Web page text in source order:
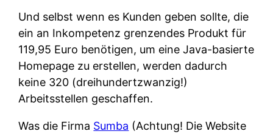
Und selbst wenn es Kunden geben sollte, die
ein an Inkompetenz grenzendes Produkt für
119,95 Euro benötigen, um eine Java-basierte
Homepage zu erstellen, werden dadurch
keine 320 (dreihundertzwanzig!)
Arbeitsstellen geschaffen.
Was die Firma Sumba (Achtung! Die Website